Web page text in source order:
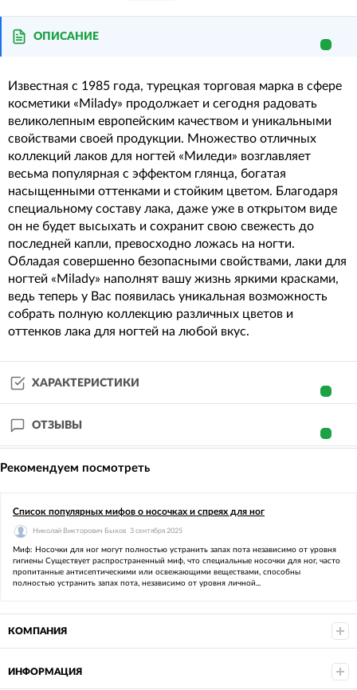
ОПИСАНИЕ
Известная с 1985 года, турецкая торговая марка в сфере
косметики «Milady» продолжает и сегодня радовать
великолепным европейским качеством и уникальными
свойствами своей продукции. Множество отличных
коллекций лаков для ногтей «Миледи» возглавляет
весьма популярная с эффектом глянца, богатая
насыщенными оттенками и стойким цветом. Благодаря
специальному составу лака, даже уже в открытом виде
он не будет высыхать и сохранит свою свежесть до
последней капли, превосходно ложась на ногти.
Обладая совершенно безопасными свойствами, лаки для
ногтей «Milady» наполнят вашу жизнь яркими красками,
ведь теперь у Вас появилась уникальная возможность
собрать полную коллекцию различных цветов и
оттенков лака для ногтей на любой вкус.
ХАРАКТЕРИСТИКИ
ОТЗЫВЫ
Рекомендуем посмотреть
Список популярных мифов о носочках и спреях для ног
Николай Викторович Быков 3 сентября 2025
Миф: Носочки для ног могут полностью устранить запах пота независимо от уровня
гигиены Существует распространенный миф, что специальные носочки для ног, часто
пропитанные антисептическими или освежающими веществами, способны
полностью устранить запах пота, независимо от уровня личной...
КОМПАНИЯ
ИНФОРМАЦИЯ